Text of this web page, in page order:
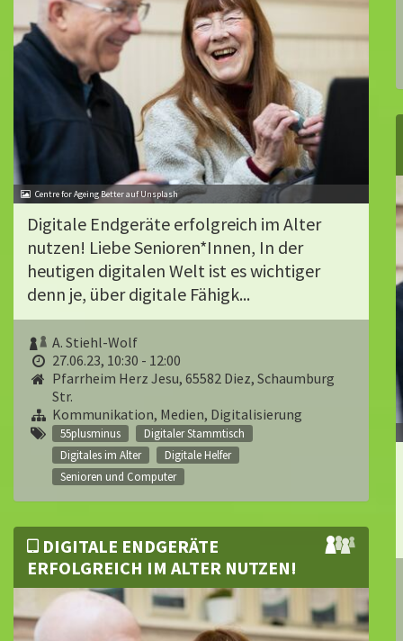
Centre for Ageing Better auf Unsplash
Digitale Endgeräte erfolgreich im Alter
nutzen! Liebe Senioren*Innen, In der
heutigen digitalen Welt ist es wichtiger
denn je, über digitale Fähigk...
A. Stiehl-Wolf
27.06.23, 10:30 - 12:00
Pfarrheim Herz Jesu, 65582 Diez, Schaumburg
Str.
Kommunikation, Medien, Digitalisierung
55plusminus
Digitaler Stammtisch
Digitales im Alter
Digitale Helfer
Senioren und Computer
DIGITALE ENDGERÄTE
ERFOLGREICH IM ALTER NUTZEN!